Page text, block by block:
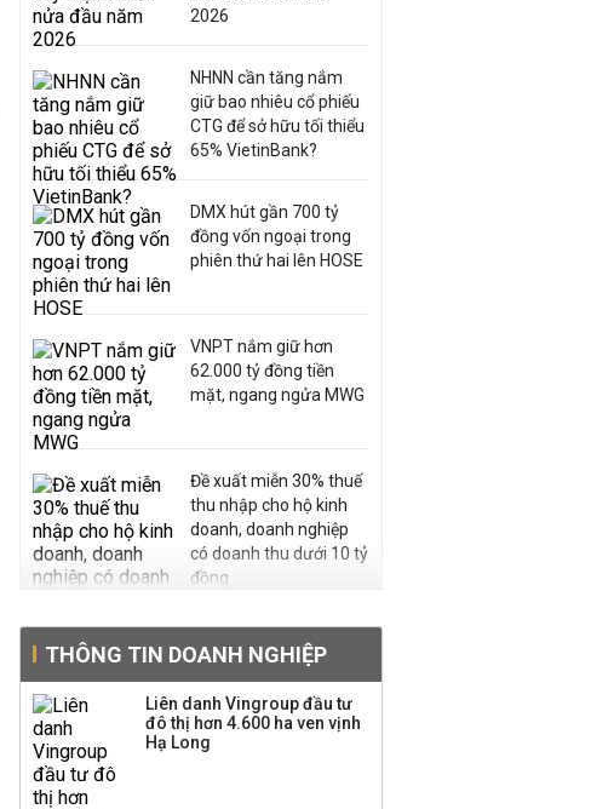
2026
NHNN cần tăng nắm
giữ bao nhiêu cổ phiếu
CTG để sở hữu tối thiểu
65% VietinBank?
DMX hút gần 700 tỷ
đồng vốn ngoại trong
phiên thứ hai lên HOSE
VNPT nắm giữ hơn
62.000 tỷ đồng tiền
mặt, ngang ngửa MWG
Đề xuất miễn 30% thuế
thu nhập cho hộ kinh
doanh, doanh nghiệp
có doanh thu dưới 10 tỷ
đồng
gần 500 triệu cổ phiếu,
tăng vốn lên gần
77.800 tỷ
THÔNG TIN DOANH NGHIỆP
Liên danh Vingroup đầu tư
đô thị hơn 4.600 ha ven vịnh
Hạ Long